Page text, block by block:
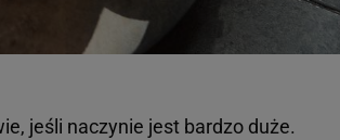
jeśli naczynie jest bardzo duże.